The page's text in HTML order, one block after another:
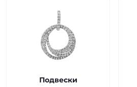
Подвески